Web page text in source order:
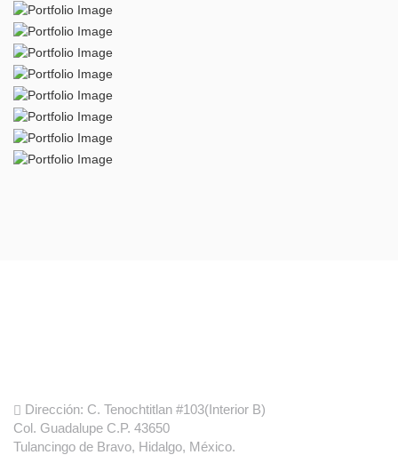
Dirección: C. Tenochtitlan #103(Interior B)
Col. Guadalupe C.P. 43650
Tulancingo de Bravo, Hidalgo, México.